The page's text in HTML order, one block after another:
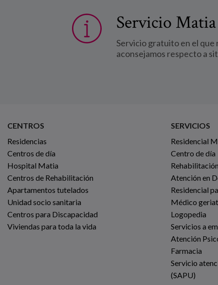
Servicio
Servicio gratuito en el que
aconsejamos respecto a
CENTROS
Residencias
Centros de día
Hospital Matia
Centros de Rehabilitación
Apartamentos tutelados
Unidad socio sanitaria
Centros para Discapacidad
Viviendas para toda la vida
SERVICIOS
Residencial
Centro de día
Atención en
Residencial
Médico
Logopedia
Servicios a
Atención
Farmacia
Servicio
(SAPU)